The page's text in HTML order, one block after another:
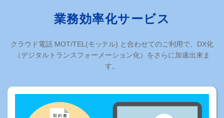
業務効率化サービス
クラウド電話 MOT/TEL(モッテル) と合わせてのご利用で、DX化
（デジタルトランスフォーメーション化）をさらに加速出来ま
す。